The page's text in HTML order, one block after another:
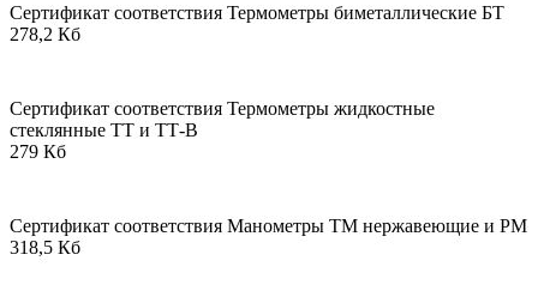
Сертификат соответствия Термометры биметаллические БТ
278,2 Кб
Сертификат соответствия Термометры жидкостные
стеклянные ТТ и ТТ-В
279 Кб
Сертификат соответствия Манометры ТМ нержавеющие и РМ
318,5 Кб